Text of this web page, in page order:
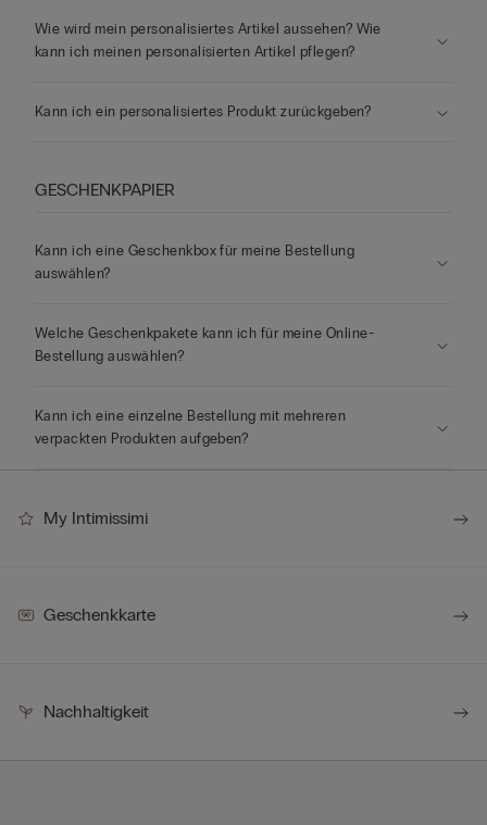
Wie wird mein personalisiertes Artikel aussehen? Wie
kann ich meinen personalisierten Artikel pflegen?
Kann ich ein personalisiertes Produkt zurückgeben?
GESCHENKPAPIER
Kann ich eine Geschenkbox für meine Bestellung
auswählen?
Welche Geschenkpakete kann ich für meine Online-
Bestellung auswählen?
Kann ich eine einzelne Bestellung mit mehreren
verpackten Produkten aufgeben?
My Intimissimi
Geschenkkarte
Nachhaltigkeit